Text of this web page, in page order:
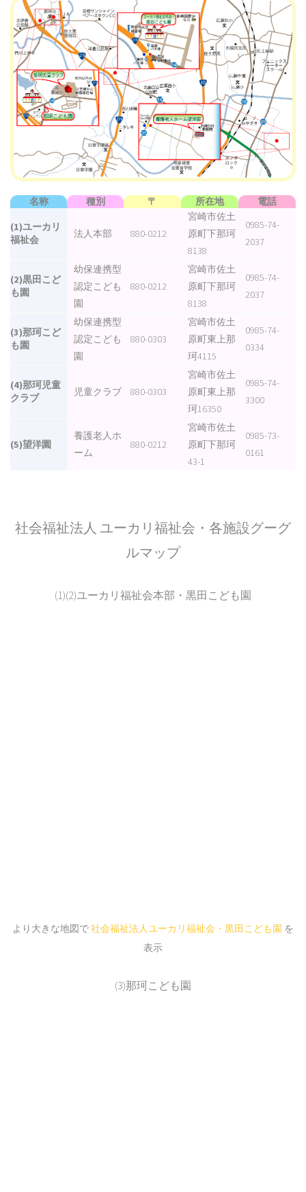
名称 種別 〒 所在地 電話
(1)ユーカリ
福祉会
法人本部 880-0212
宮崎市佐土
原町下那珂
8138
0985-74-
2037
(2)黒田こど
も園
幼保連携型
認定こども
園
880-0212
宮崎市佐土
原町下那珂
8138
0985-74-
2037
(3)那珂こど
も園
幼保連携型
認定こども
園
880-0303
宮崎市佐土
原町東上那
珂4115
0985-74-
0334
(4)那珂児童
クラブ
児童クラブ 880-0303
宮崎市佐土
原町東上那
珂16350
0985-74-
3300
(5)望洋園
養護老人ホ
ーム
880-0212
宮崎市佐土
原町下那珂
43-1
0985-73-
0161
社会福祉法人 ユーカリ福祉会・各施設グーグ
ルマップ
(1)(2)ユーカリ福祉会本部・黒田こども園
より大きな地図で社会福祉法人ユーカリ福祉会・黒田こども園 を
表示
(3)那珂こども園